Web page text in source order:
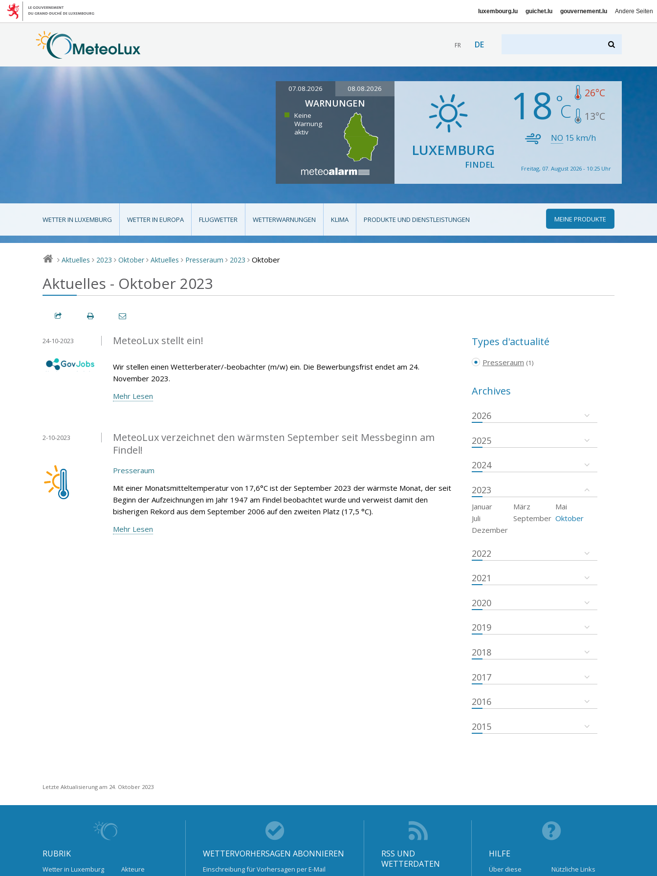
luxembourg.lu guichet.lu gouvernement.lu Andere Seiten
FR DE
07.08.2026 08.08.2026
WARNUNGEN
Keine
Warnung
aktiv
LUXEMBURG
FINDEL
18 26°C
13°C
NO 15 km/h
Freitag, 07. August 2026 - 10:25 Uhr
WETTER IN LUXEMBURG WETTER IN EUROPA FLUGWETTER WETTERWARNUNGEN KLIMA PRODUKTE UND DIENSTLEISTUNGEN MEINE PRODUKTE
> Aktuelles > 2023 > Oktober > Aktuelles > Presseraum > 2023 > Oktober
Aktuelles - Oktober 2023
MeteoLux stellt ein!
24-10-2023
Wir stellen einen Wetterberater/-beobachter (m/w) ein. Die Bewerbungsfrist endet am 24.
November 2023.
Mehr Lesen
MeteoLux verzeichnet den wärmsten September seit Messbeginn am
Findel!
2-10-2023
Presseraum
Mit einer Monatsmitteltemperatur von 17,6°C ist der September 2023 der wärmste Monat, der seit
Beginn der Aufzeichnungen im Jahr 1947 am Findel beobachtet wurde und verweist damit den
bisherigen Rekord aus dem September 2006 auf den zweiten Platz (17,5 °C).
Mehr Lesen
Types d'actualité
Presseraum (1)
Archives
2026
2025
2024
2023
Januar März
Mai
Juli
September Oktober
Dezember
2022
2021
2020
2019
2018
2017
2016
2015
Letzte Aktualisierung am 24. Oktober 2023
RUBRIK
Wetter in Luxemburg Akteure
WETTERVORHERSAGEN ABONNIEREN
Einschreibung für Vorhersagen per E-Mail
RSS UND
WETTERDATEN
HILFE
Über diese
Nützliche Links